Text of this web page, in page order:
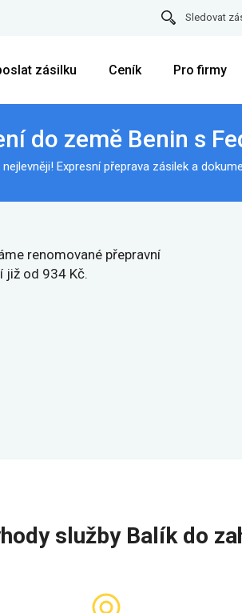
Sledovat
zásilku Ceník Pro firmy
do země Benin s
Expresní přeprava zásilek a
renomované přepravní
již od 934 Kč.
služby Balík do